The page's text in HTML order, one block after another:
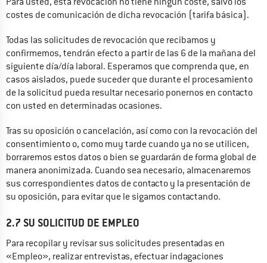
costes de comunicación de dicha revocación (tarifa básica).
Todas las solicitudes de revocación que recibamos y
confirmemos, tendrán efecto a partir de las 6 de la mañana del
siguiente día/día laboral. Esperamos que comprenda que, en
casos aislados, puede suceder que durante el procesamiento
de la solicitud pueda resultar necesario ponernos en contacto
con usted en determinadas ocasiones.
Tras su oposición o cancelación, así como con la revocación del
consentimiento o, como muy tarde cuando ya no se utilicen,
borraremos estos datos o bien se guardarán de forma global de
manera anonimizada. Cuando sea necesario, almacenaremos
sus correspondientes datos de contacto y la presentación de
su oposición, para evitar que le sigamos contactando.
2.7 SU SOLICITUD DE EMPLEO
Para recopilar y revisar sus solicitudes presentadas en
«Empleo», realizar entrevistas, efectuar indagaciones